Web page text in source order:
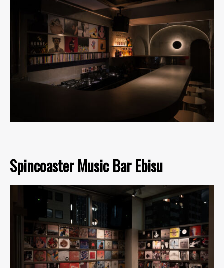
Spincoaster Music Bar Ebisu